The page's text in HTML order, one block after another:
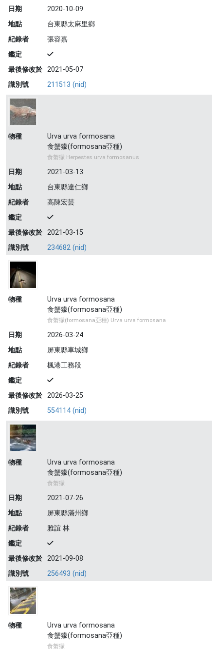
日期
2020-10-09
地點
台東縣太麻里鄉
紀錄者
張容嘉
鑑定
最後修改於 2021-05-07
識別號
211513 (nid)
物種
Urva urva formosana
食蟹獴(formosana亞種)
食蟹獴 Herpestes urva formosanus
日期
2021-03-13
地點
台東縣達仁鄉
紀錄者
高陳宏芸
鑑定
最後修改於 2021-03-15
識別號
234682 (nid)
物種
Urva urva formosana
食蟹獴(formosana亞種)
食蟹獴(formosana亞種) Urva urva formosana
日期
2026-03-24
地點
屏東縣車城鄉
紀錄者
楓港工務段
鑑定
最後修改於 2026-03-25
識別號
554114 (nid)
物種
Urva urva formosana
食蟹獴(formosana亞種)
食蟹獴
日期
2021-07-26
地點
屏東縣滿州鄉
紀錄者
雅誼 林
鑑定
最後修改於 2021-09-08
識別號
256493 (nid)
物種
Urva urva formosana
食蟹獴(formosana亞種)
食蟹獴